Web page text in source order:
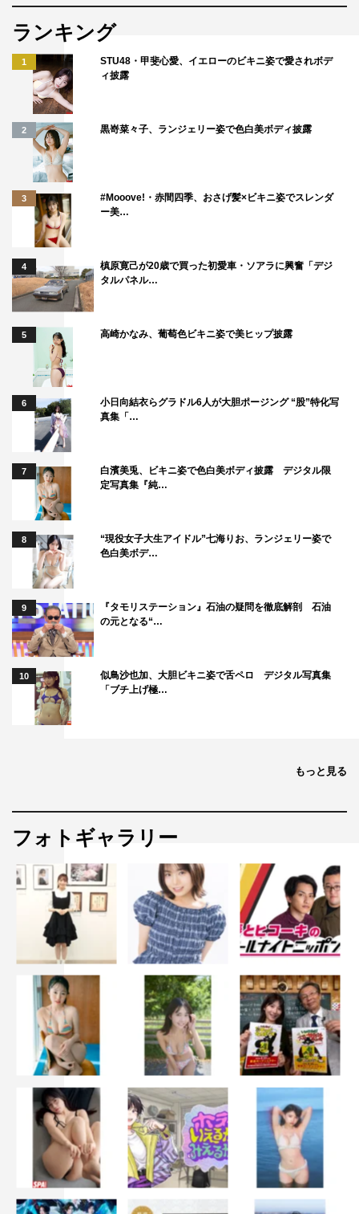
ランキング
1
STU48・甲斐心愛、イエローのビキニ姿で愛されボデ
ィ披露
2 黒嵜菜々子、ランジェリー姿で色白美ボディ披露
3
#Mooove!・赤間四季、おさげ髪×ビキニ姿でスレンダ
ー美…
4
槙原寛己が20歳で買った初愛車・ソアラに興奮「デジ
タルパネル…
5 高崎かなみ、葡萄色ビキニ姿で美ヒップ披露
6
小日向結衣らグラドル6人が大胆ポージング “股”特化写
真集「…
7
白濱美兎、ビキニ姿で色白美ボディ披露 デジタル限
定写真集『純…
8
“現役女子大生アイドル”七海りお、ランジェリー姿で
色白美ボデ…
9
『タモリステーション』石油の疑問を徹底解剖 石油
の元となる“…
10
似鳥沙也加、大胆ビキニ姿で舌ペロ デジタル写真集
「ブチ上げ極…
もっと見る
フォトギャラリー